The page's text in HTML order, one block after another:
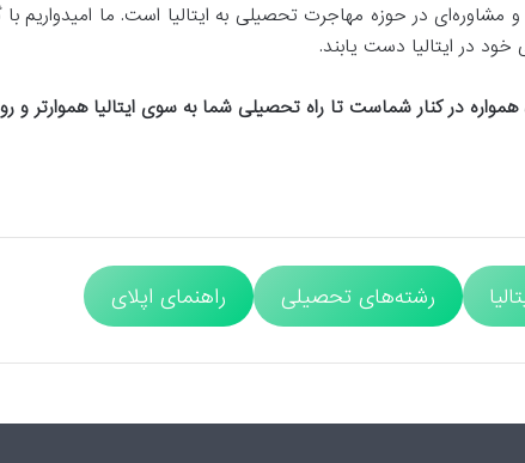
مشاوره‌ای در حوزه مهاجرت تحصیلی به ایتالیا است. ما
در ایتالیا دست یابند.
رشته‌های تحصیلی راهنمای اپلای